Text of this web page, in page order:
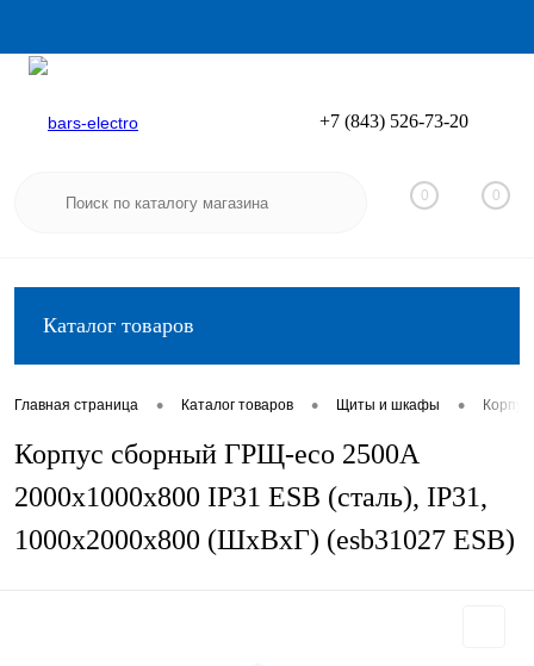
Вход
+7 (843) 526-73-20
0 0
Каталог товаров
Главная страница • Каталог товаров • Щиты и шкафы •
Корпус сборный ГРЩ-eco 2500A
2000х1000х800 IP31 ESB (сталь), IP31,
1000х2000х800 (ШхВхГ) (esb31027 ESB)